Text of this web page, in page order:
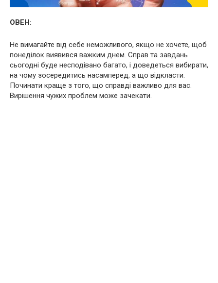
ОВЕН:
Не вимагайте від себе неможливого, якщо не хочете, щоб
понеділок виявився важким днем. Справ та завдань
сьогодні буде несподівано багато, і доведеться вибирати,
на чому зосередитись насамперед, а що відкласти.
Починати краще з того, що справді важливо для вас.
Вирішення чужих проблем може зачекати.